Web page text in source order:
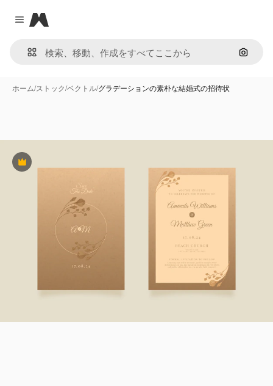
Close menu
Magnific
画像で
ホーム/ストック/ベクトル/グラデーションの素朴な結婚式の招待状
Premium